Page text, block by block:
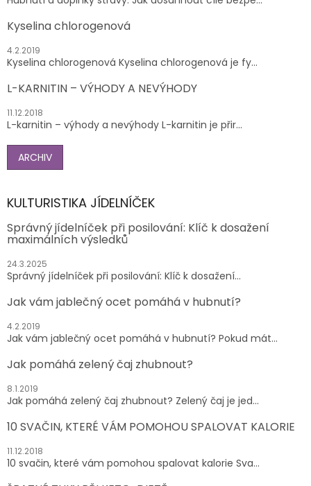
Kyselina chlorogenová
4.2.2019
Kyselina chlorogenová Kyselina chlorogenová je fy...
L-KARNITIN – VÝHODY A NEVÝHODY
11.12.2018
L-karnitin – výhody a nevýhody L-karnitin je přir...
ARCHIV
KULTURISTIKA JÍDELNÍČEK
Správný jídelníček při posilování: Klíč k dosažení
maximálních výsledků
24.3.2025
Správný jídelníček při posilování: Klíč k dosažení...
Jak vám jablečný ocet pomáhá v hubnutí?
4.2.2019
Jak vám jablečný ocet pomáhá v hubnutí? Pokud mát...
Jak pomáhá zelený čaj zhubnout?
8.1.2019
Jak pomáhá zelený čaj zhubnout? Zelený čaj je jed...
10 SVAČIN, KTERÉ VÁM POMOHOU SPALOVAT KALORIE
11.12.2018
10 svačin, které vám pomohou spalovat kalorie Sva...